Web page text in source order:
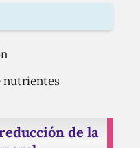
nutrientes
de la